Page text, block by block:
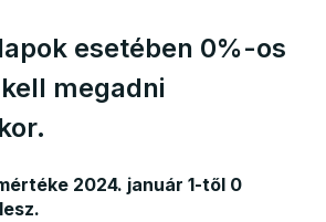
esetében 0%-os
megadni
2024. január 1-től 0